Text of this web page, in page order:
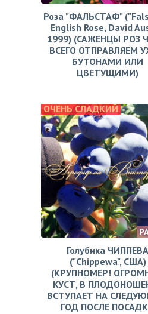
Роза "ФАЛЬСТАФ"
English Rose, David
1999) (САЖЕНЦЫ РОЗ
ВСЕГО ОТПРАВЛЯЕМ
БУТОНАМИ ИЛИ
ЦВЕТУЩИМИ)
ОЧЕНЬ СЛАДКИЙ
Голубика ЧИППЕВА
("Chippewa", США)
(КРУПНОМЕР!
КУСТ, В
ВСТУПАЕТ НА
ГОД ПОСЛЕ